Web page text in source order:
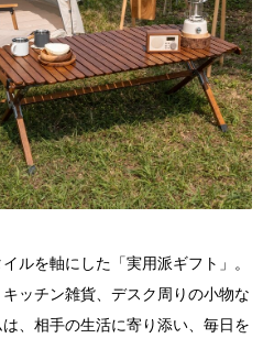
ルを軸にした「実用派ギフト」。
ッチン雑貨、デスク周りの小物な
、相手の生活に寄り添い、毎日を